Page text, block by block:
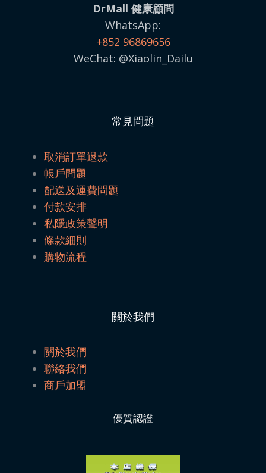
DrMall 健康顧問
WhatsApp:
+852 96869656
WeChat: @Xiaolin_Dailu
常見問題
取消訂單退款
帳戶問題
配送及運費問題
付款安排
私隱政策聲明
條款細則
購物流程
關於我們
關於我們
聯絡我們
商戶加盟
優質認證